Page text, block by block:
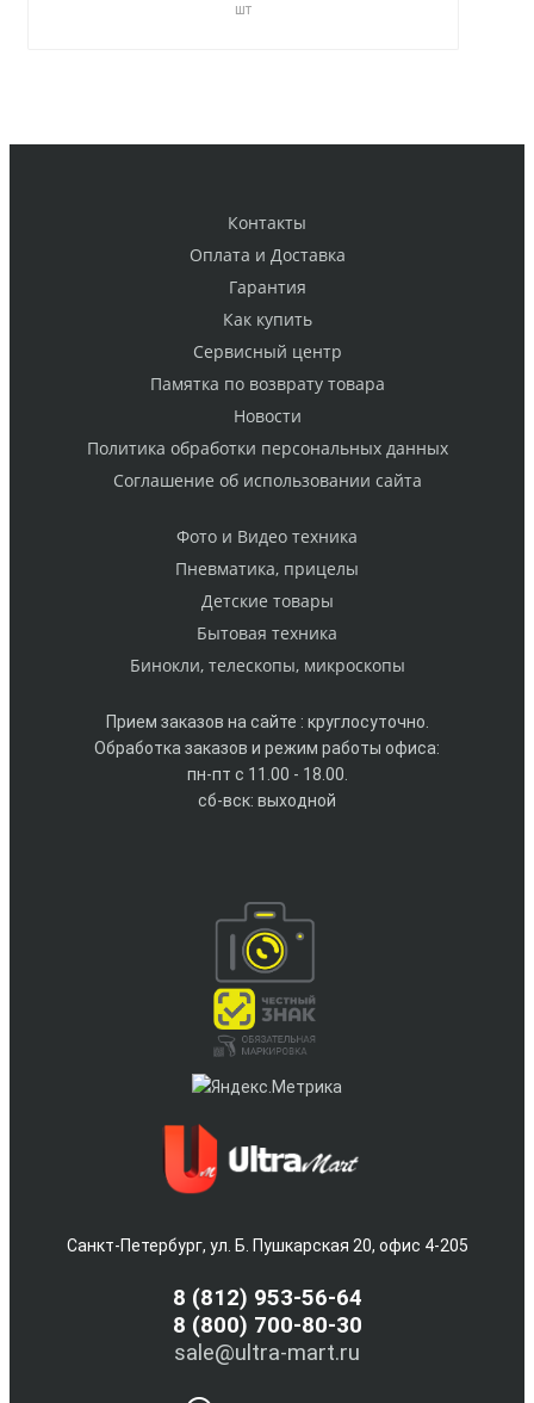
шт
Контакты
Оплата и Доставка
Гарантия
Как купить
Cервисный центр
Памятка по возврату товара
Новости
Политика обработки персональных данных
Cоглашение об использовании сайта
Фото и Видео техника
Пневматика, прицелы
Детские товары
Бытовая техника
Бинокли, телескопы, микроскопы
Прием заказов на сайте : круглосуточно.
Обработка заказов и режим работы офиса:
пн-пт с 11.00 - 18.00.
сб-вск: выходной
Санкт-Петербург, ул. Б. Пушкарская 20, офис 4-205
8 (812) 953-56-64
8 (800) 700-80-30
sale@ultra-mart.ru